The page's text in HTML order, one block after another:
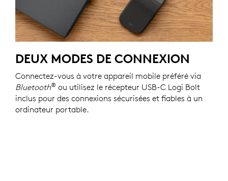
DEUX MODES DE CONNEXION
Connectez-vous à votre appareil mobile préféré via
Bluetooth® ou utilisez le récepteur USB-C Logi Bolt
inclus pour des connexions sécurisées et fiables à un
ordinateur portable.